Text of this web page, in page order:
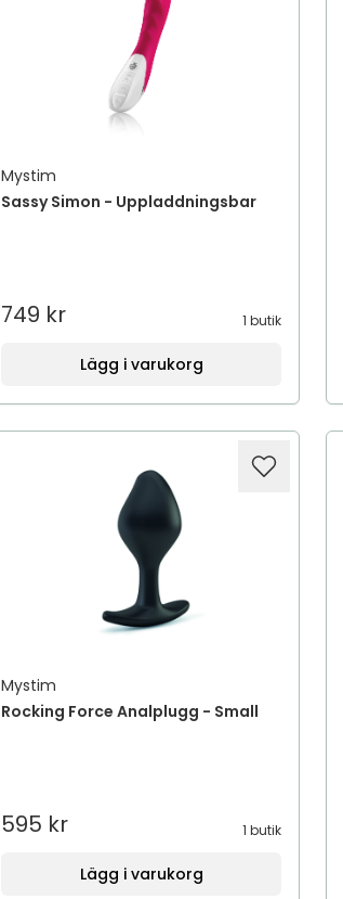
Mystim
Sassy Simon - Uppladdningsbar
749 kr 1 butik
Lägg i varukorg
Mystim
Rocking Force Analplugg - Small
595 kr 1 butik
Lägg i varukorg